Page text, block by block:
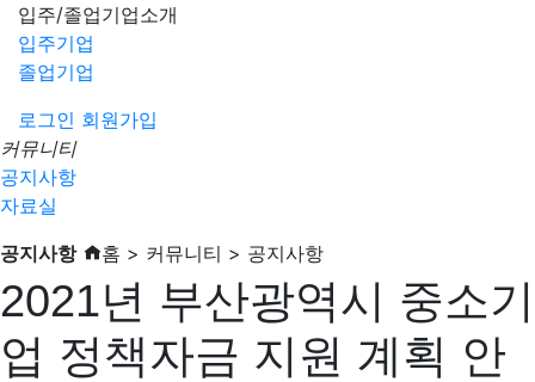
입주/졸업기업소개
입주기업
졸업기업
로그인 회원가입
커뮤니티
공지사항
자료실
공지사항
홈 > 커뮤니티 > 공지사항
2021년 부산광역시 중소기
업 정책자금 지원 계획 안